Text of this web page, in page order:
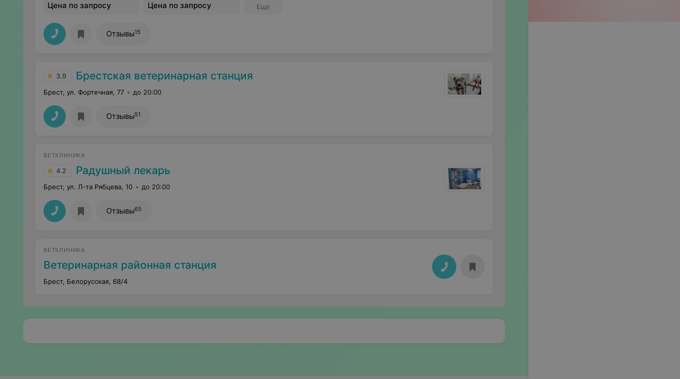
Цена по запросу Цена по запросу Еще
Отзывы15
3.9 Брестская ветеринарная станция
Брест, ул. Фортечная, 77 до 20:00
Отзывы51
ВЕТКЛИНИКА
4.2 Радушный лекарь
Брест, ул. Л-та Рябцева, 10 до 20:00
Отзывы65
ВЕТКЛИНИКА
Ветеринарная районная станция
Брест, Белорусская, 68/4